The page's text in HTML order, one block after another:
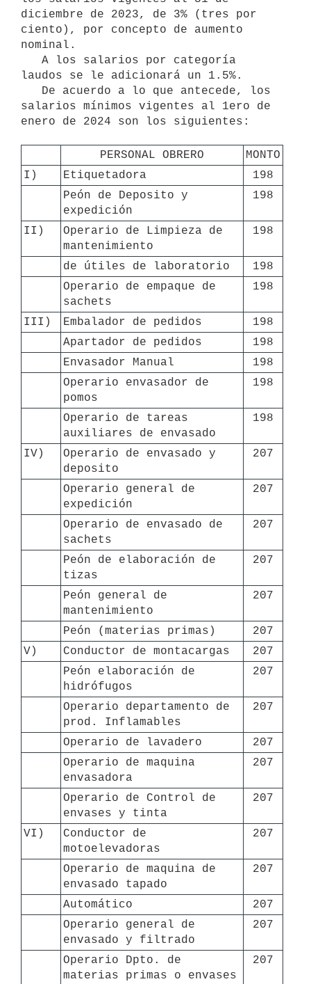
diciembre de 2023, de 3% (tres por
ciento), por concepto de aumento
nominal.
laudos se le adicionará un 1.5%.
salarios mínimos vigentes al 1ero de
enero de 2024 son los siguientes:
PERSONAL OBRERO
MONTO
I)
Etiquetadora
198
Peón de Deposito y
expedición
198
II)
Operario de Limpieza de
mantenimiento
198
de útiles de laboratorio
198
Operario de empaque de
sachets
198
III) Embalador de pedidos
198
Apartador de pedidos
198
Envasador Manual
198
Operario envasador de
pomos
198
Operario de tareas
auxiliares de envasado
198
IV)
Operario de envasado y
deposito
207
Operario general de
expedición
207
Operario de envasado de
sachets
207
Peón de elaboración de
tizas
207
Peón general de
mantenimiento
207
Peón (materias primas)
207
V)
Conductor de montacargas
207
Peón elaboración de
hidrófugos
207
Operario departamento de
prod. Inflamables
207
Operario de lavadero
207
Operario de maquina
envasadora
207
Operario de Control de
envases y tinta
207
VI)
Conductor de
motoelevadoras
207
Operario de maquina de
envasado tapado
207
Automático
207
Operario general de
envasado y filtrado
207
Operario Dpto. de
materias primas o envases
207